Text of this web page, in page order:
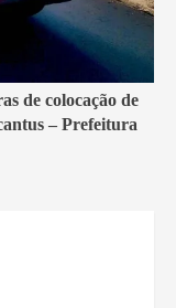
de colocação de
– Prefeitura